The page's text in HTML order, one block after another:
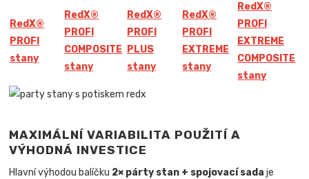
RedX®
PROFI
stany
RedX®
PROFI
COMPOSITE
stany
RedX®
PROFI
PLUS
stany
RedX®
PROFI
EXTREME
stany
RedX®
PROFI
EXTREME
COMPOSITE
stany
MAXIMÁLNÍ VARIABILITA POUŽITÍ A
VÝHODNÁ INVESTICE
Hlavní výhodou balíčku 2× párty stan + spojovací sada je